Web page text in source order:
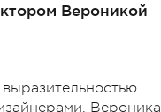
Вероникой
Вероника